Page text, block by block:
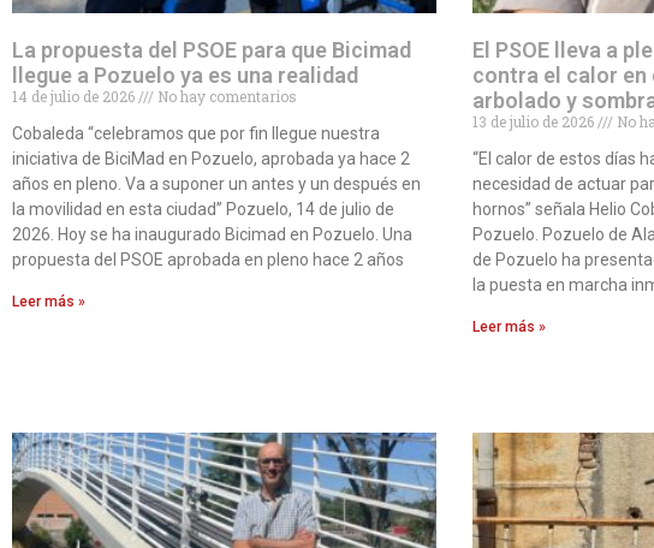
La propuesta del PSOE para que Bicimad
llegue a Pozuelo ya es una realidad
14 de julio de 2026
No hay comentarios
Cobaleda “celebramos que por fin llegue nuestra
iniciativa de BiciMad en Pozuelo, aprobada ya hace 2
años en pleno. Va a suponer un antes y un después en
la movilidad en esta ciudad” Pozuelo, 14 de julio de
2026. Hoy se ha inaugurado Bicimad en Pozuelo. Una
propuesta del PSOE aprobada en pleno hace 2 años
Leer más »
El PSOE lleva a
contra el calor en
arbolado y
13 de julio de 2026
No
“El calor de estos días
necesidad de actuar
hornos” señala Helio
Pozuelo. Pozuelo de
de Pozuelo ha
la puesta en marcha
Leer más »